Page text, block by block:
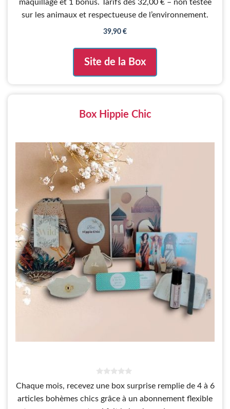
maquillage et 1 bonus. Tarifs dès 32,00 € – non testée
sur les animaux et respectueuse de l’environnement.
39,90 €
Site de la Box
Box Hippie Chic
s
r
Chaque mois, recevez une box surprise remplie de 4 à 6
articles bohèmes chics grâce à un abonnement flexible